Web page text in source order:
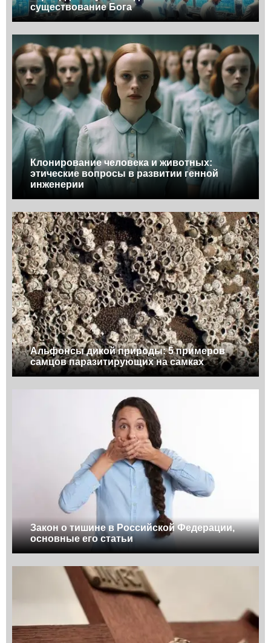
существование Бога
Клонирование человека и животных:
этические вопросы в развитии генной
инженерии
Альфонсы дикой природы: 5 примеров
самцов паразитирующих на самках
Закон о тишине в Российской Федерации,
основные его статьи